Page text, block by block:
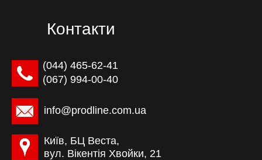
Контакти
(044) ‎465-62-41
(067) 994-00-40
info@prodline.com.ua
Київ, БЦ Веста,
вул. Вікентія Хвойки, 21